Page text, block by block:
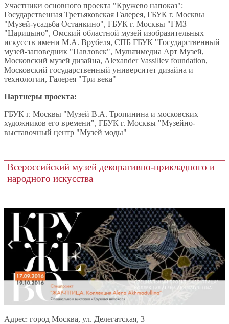
Участники основного проекта "Кружево напоказ":
Государственная Третьяковская Галерея, ГБУК г. Москвы
"Музей-усадьба Останкино", ГБУК г. Москвы "ГМЗ
"Царицыно", Омский областной музей изобразительных
искусств имени М.А. Врубеля, СПБ ГБУК "Государственный
музей-заповедник "Павловск", Мультимедиа Арт Музей,
Московский музей дизайна, Alexander Vassiliev foundation,
Московский государственный университет дизайна и
технологии, Галерея "Три века"
Партнеры проекта:
ГБУК г. Москвы "Музей В.А. Тропинина и московских
художников его времени", ГБУК г. Москвы "Музейно-
выставочный центр "Музей моды"
Всероссийский музей декоративно-прикладного и
народного искусства
Адрес: город Москва, ул. Делегатская, 3